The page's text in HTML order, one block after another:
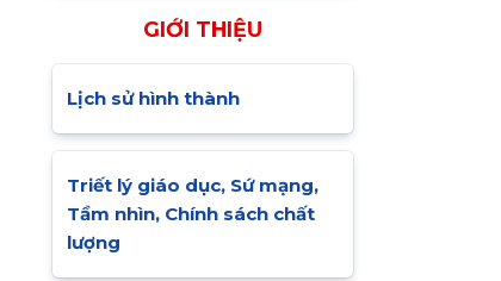
GIỚI THIỆU
Lịch sử hình thành
Triết lý giáo dục, Sứ mạng,
Tầm nhìn, Chính sách chất
lượng